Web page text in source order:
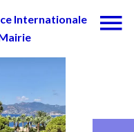
Internationale